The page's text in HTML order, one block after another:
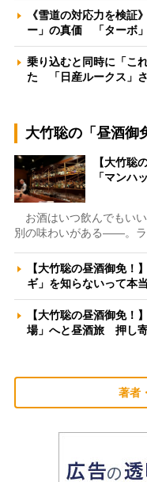
《雪道の対応力を検証
ー」の真価 「ターボ
乗り込むと同時に「こ
た 「日産ルークス」
大竹聡の「昼酒御
【大竹聡
「マンハ
お酒はいつ飲んでもい
別の味わいがある――。
【大竹聡の昼酒御免！
ギ」を知らないって
【大竹聡の昼酒御免！
場」へと昼酒旅 押し
著者